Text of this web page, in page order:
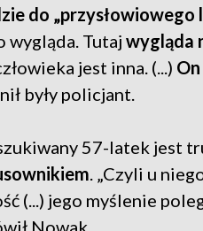
do „przysłowiowego
wygląda. Tutaj wygląda
jest inna. (...)
były policjant.
57-latek jest
. „Czyli u
(...) jego myślenie